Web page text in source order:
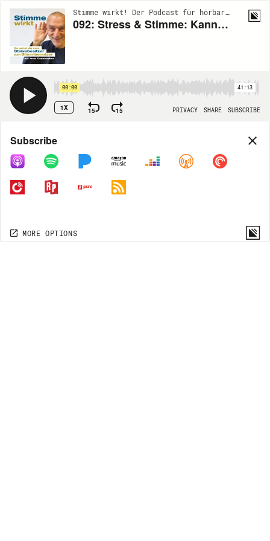
Stimme wirkt! Der Podcast für hörbare Wirkung | EP92
092: Stress & Stimme: Kann man schreiende Kollegen wegatmen?
00:00 41:13
1X 15 15 PRIVACY SHARE SUBSCRIBE
Share
COPY LINK
MORE OPTIONS
Subscribe
MORE OPTIONS